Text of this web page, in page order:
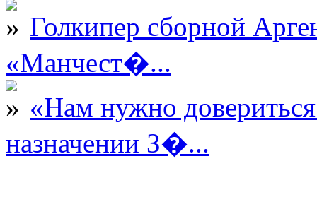
Голкипер сборной
«Манчест�...
«Нам нужно
назначении З�...